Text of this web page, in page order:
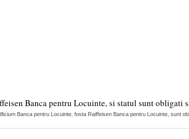
Banca pentru Locuinte, si statul sunt obligati
Banca pentru Locuinte, fosta Raiffeisen Banca pentru Locuinte, sunt